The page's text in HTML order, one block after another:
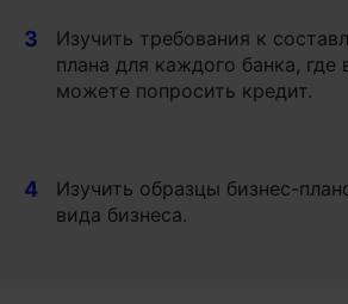
3
Изучить требования к
плана для каждого банка, где
можете попросить кредит.
4
Изучить образцы бизнес-
вида бизнеса.